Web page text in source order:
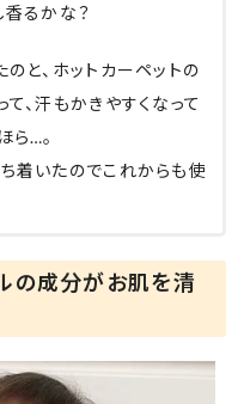
香るかな？
と、ホットカーペットの
て、汗もかきやすくなって
ら…。
着いたのでこれからも使
の成分がお肌を清